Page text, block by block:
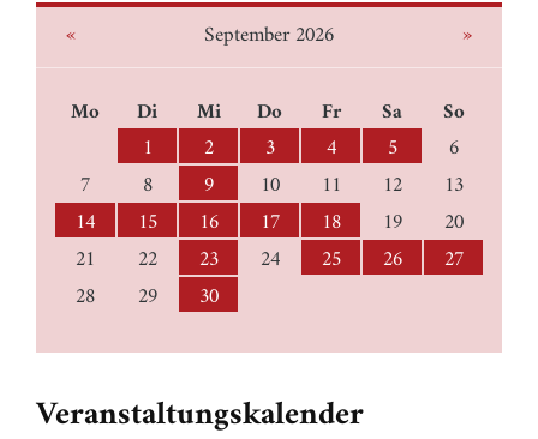
Veranstaltungskalender
« September 2026 »
Mo Di Mi Do Fr Sa
So
1
2 3 4 5 6
7 8 9 10 11 12 13
14 15 16 17 18 19 20
21 22 23 24 25 26 27
28 29 30